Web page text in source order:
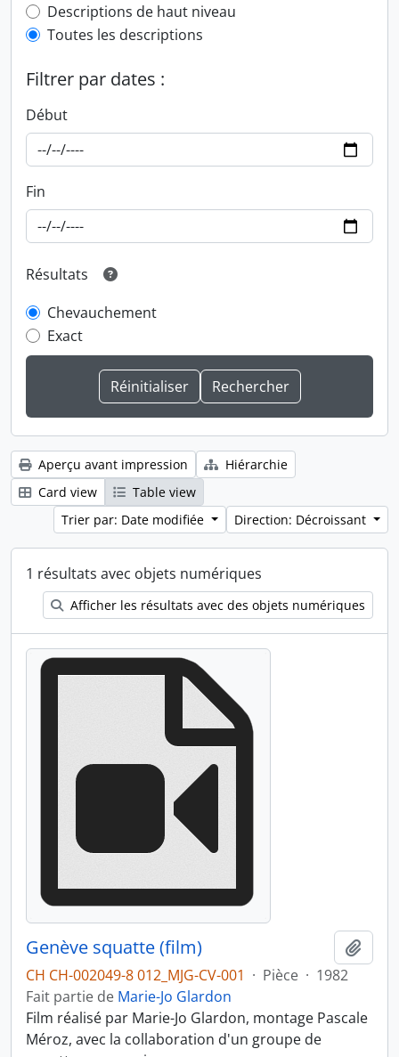
Top-level description filter
Descriptions de haut niveau
Toutes les descriptions
Filtrer par dates :
Début
Fin
Résultats
Chevauchement
Exact
Aperçu avant impression
Hiérarchie
Card view
Table view
Trier par: Date modifiée
Direction: Décroissant
1 résultats avec objets numériques
Afficher les résultats avec des objets numériques
Genève squatte (film)
CH CH-002049-8 012_MJG-CV-001 · Pièce · 1982
Fait partie de Marie-Jo Glardon
Film réalisé par Marie-Jo Glardon, montage Pascale
Méroz, avec la collaboration d'un groupe de